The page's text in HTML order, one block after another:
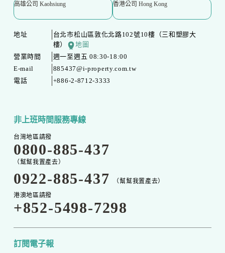
高雄公司 Kaohsiung 香港公司 Hong Kong
地址
台北市松山區敦化北路102號10樓（三和塑膠大
樓）
地圖
營業時間
週一至週五 08:30-18:00
E-mail
885437@i-property.com.tw
電話
+886-2-8712-3333
非上班時間服務專線
台灣地區請撥
0800-885-437
（幫幫我置產去）
0922-885-437
（幫幫我置產去）
港澳地區請撥
+852-5498-7298
訂閱電子報